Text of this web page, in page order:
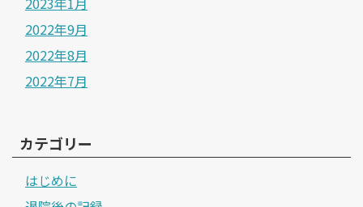
2022年9月
2022年8月
2022年7月
カテゴリー
はじめに